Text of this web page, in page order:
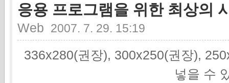
응용 프로그램을 위한 최상의
Web 2007. 7. 29. 15:19
336x280(권장), 300x250(권장),
넣을 수